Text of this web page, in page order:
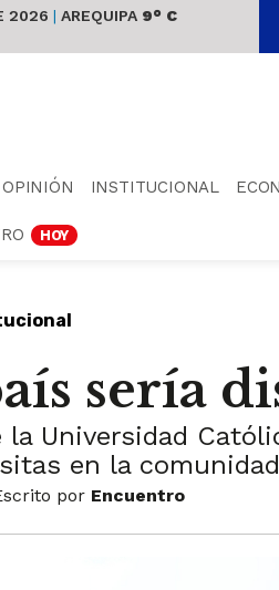
2026 | AREQUIPA 9° C
OPINIÓN INSTITUCIONAL
HOY
sería
la Universidad
en la
por Encuentro